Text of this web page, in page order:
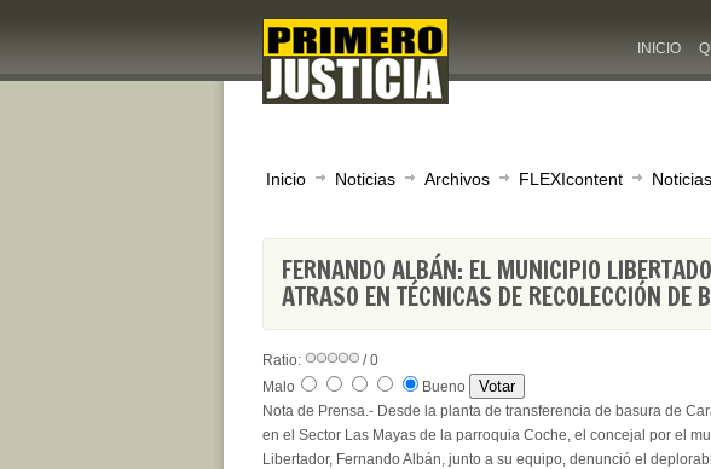
INICIO
Inicio Noticias Archivos FLEXIcontent Noticias
FERNANDO ALBÁN: EL MUNICIPIO
ATRASO EN TÉCNICAS DE RECOLECCIÓN DE
Ratio:
/ 0
Malo
Bueno
Nota de Prensa.- Desde la planta de transferencia de basura de
en el Sector Las Mayas de la parroquia Coche, el concejal por el
Libertador, Fernando Albán, junto a su equipo, denunció el